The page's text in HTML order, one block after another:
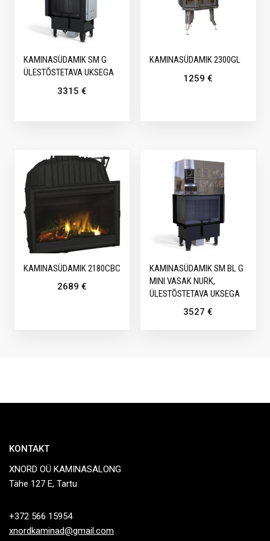
KAMINASÜDAMIK SM G
ÜLESTÕSTETAVA UKSEGA
3315 €
KAMINASÜDAMIK 2300GL
1259€
KAMINASÜDAMIK 2180CBC
2689 €
KAMINASÜDAMIK SM BL G
MINI VASAK NURK,
ÜLESTÕSTETAVA UKSEGA
3527€
KONTAKT
XNORD OÜ KAMINASALONG
Tähe 127 E, Tartu
+372 566 15954
xnordkaminad@gmail.com